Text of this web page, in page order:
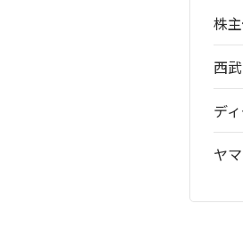
株
西
デ
ヤ